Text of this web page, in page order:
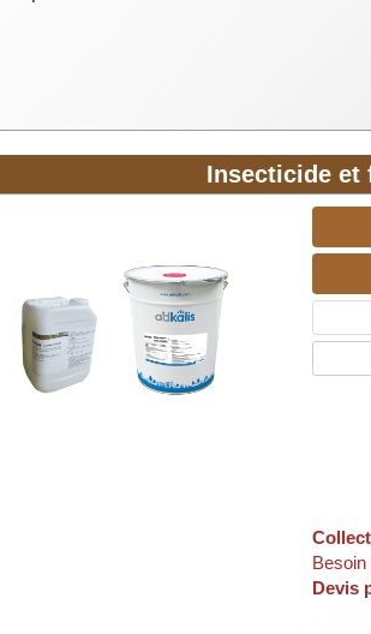
Insecticide et
Besoin
Devis